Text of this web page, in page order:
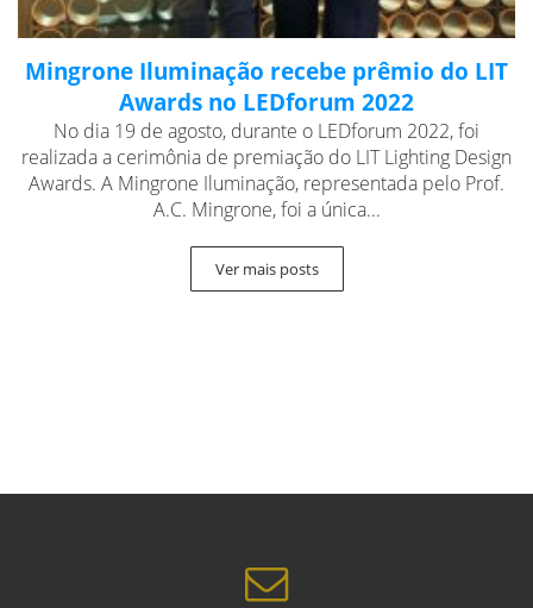
Mingrone Iluminação recebe prêmio do LIT
Awards no LEDforum 2022
No dia 19 de agosto, durante o LEDforum 2022, foi
realizada a cerimônia de premiação do LIT Lighting Design
Awards. A Mingrone Iluminação, representada pelo Prof.
A.C. Mingrone, foi a única...
Ver mais posts